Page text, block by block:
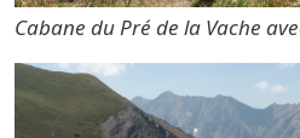
Cabane du Pré de la Vache